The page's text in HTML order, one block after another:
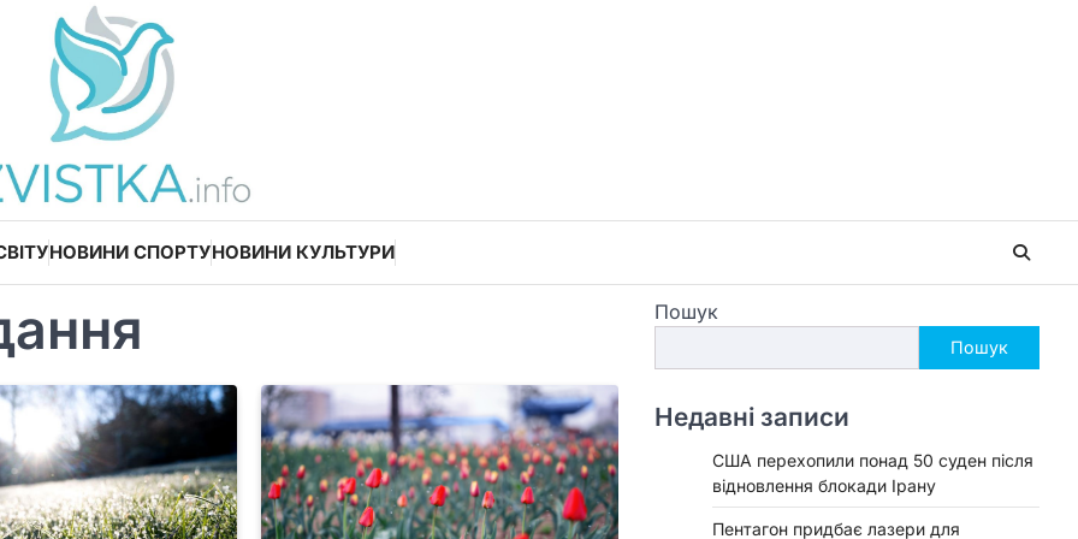
НОВИНИ СПОРТУНОВИНИ КУЛЬТУРИ
Пошук
Пошук
Недавні записи
США перехопили понад 50 суден після
відновлення блокади Ірану
Пентагон придбає лазери для